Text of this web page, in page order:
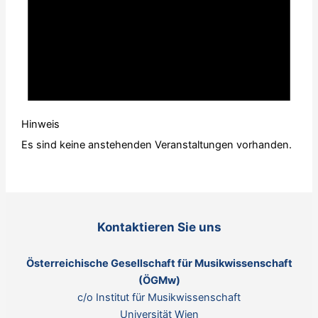
Hinweis
Es sind keine anstehenden Veranstaltungen vorhanden.
Kontaktieren Sie uns
Österreichische Gesellschaft für Musikwissenschaft
(ÖGMw)
c/o Institut für Musikwissenschaft
Universität Wien